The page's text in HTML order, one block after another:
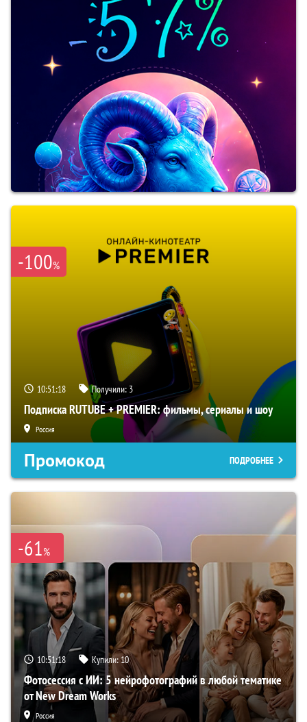
-100%
10:51:17 Получили: 3
Подписка RUTUBE + PREMIER: фильмы, сериалы и шоу
Россия
Промокод ПОДРОБНЕЕ
-61%
10:51:17 Купили:10
Фотосессия с ИИ: 5 нейрофотографий в любой тематике
от New Dream Works
Россия